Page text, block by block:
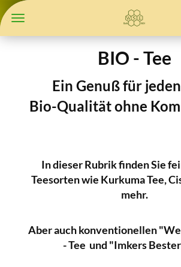
BIO - Tee
Ein Genuß für jeden
Bio-Qualität ohne
In dieser Rubrik finden Sie
Teesorten wie Kurkuma Tee,
mehr.
Aber auch konventionellen
- Tee und "Imkers